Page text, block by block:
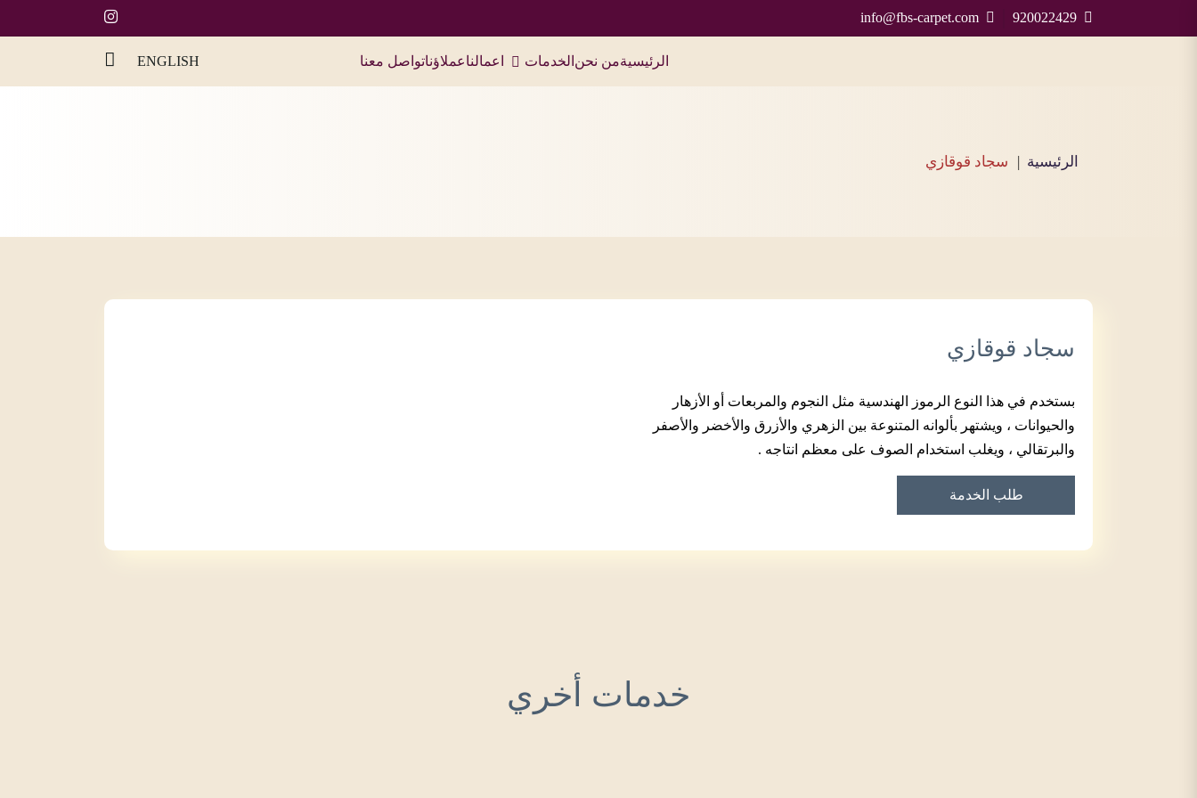
920022429
info@fbs-carpet.com
الرئيسيةمن نحن الخدمات اعمالناعملاؤناتواصل معنا ENGLISH
الرئيسية سجاد قوقازي
سجاد قوقازي
بستخدم في هذا النوع الرموز الهندسية مثل النجوم والمربعات أو الأزهار
والحيوانات ، ويشتهر بألوانه المتنوعة بين الزهري والأزرق والأخضر والأصفر
والبرتقالي ، ويغلب استخدام الصوف على معظم انتاجه .
طلب الخدمة
خدمات أخري